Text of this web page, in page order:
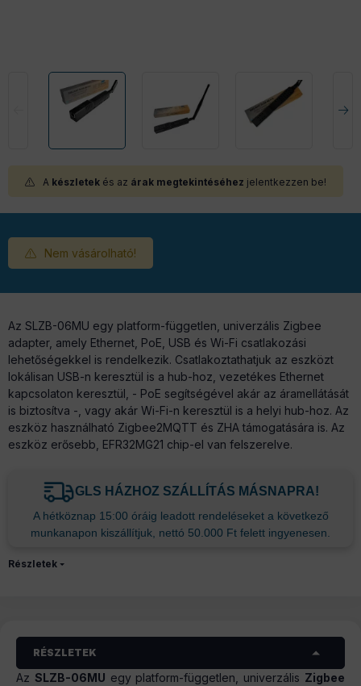
A készletek és az árak megtekintéséhez jelentkezzen be!
Nem vásárolható!
Az SLZB-06MU egy platform-független, univerzális Zigbee
adapter, amely Ethernet, PoE, USB és Wi-Fi csatlakozási
lehetőségekkel is rendelkezik. Csatlakoztathatjuk az eszközt
lokálisan USB-n keresztül is a hub-hoz, vezetékes Ethernet
kapcsolaton keresztül, - PoE segítségével akár az áramellátását
is biztosítva -, vagy akár Wi-Fi-n keresztül is a helyi hub-hoz. Az
eszköz használható Zigbee2MQTT és ZHA támogatására is. Az
eszköz erősebb, EFR32MG21 chip-el van felszerelve.
GLS HÁZHOZ SZÁLLÍTÁS MÁSNAPRA!
A hétköznap 15:00 óráig leadott rendeléseket a következő
munkanapon kiszállítjuk, nettó 50.000 Ft felett ingyenesen.
Részletek
RÉSZLETEK
Az SLZB-06MU egy platform-független, univerzális Zigbee